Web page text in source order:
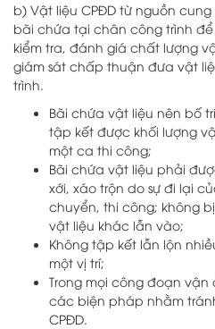
b) Vật liệu CPĐD từ nguồn
bãi chứa tại chân công trình
kiểm tra, đánh giá chất lượng
giám sát chấp thuận đưa vật
trình.
Bãi chứa vật liệu nên bố
tập kết được khối lượng
một ca thi công;
Bãi chứa vật liệu phải
xới, xáo trộn do sự đi lại
chuyển, thi công; không
vật liệu khác lẫn vào;
Không tập kết lẫn lộn
một vị trí;
Trong mọi công đoạn
các biện pháp nhằm
CPĐD.